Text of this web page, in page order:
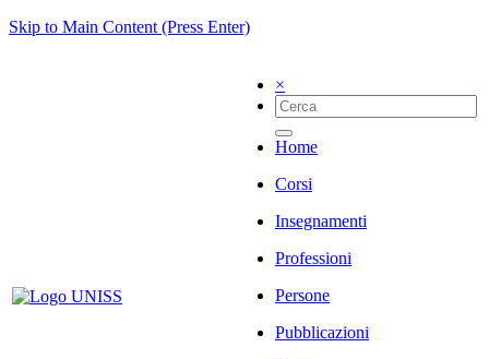
Skip to Main Content (Press Enter)
×
Home
Corsi
Insegnamenti
Professioni
Persone
Pubblicazioni